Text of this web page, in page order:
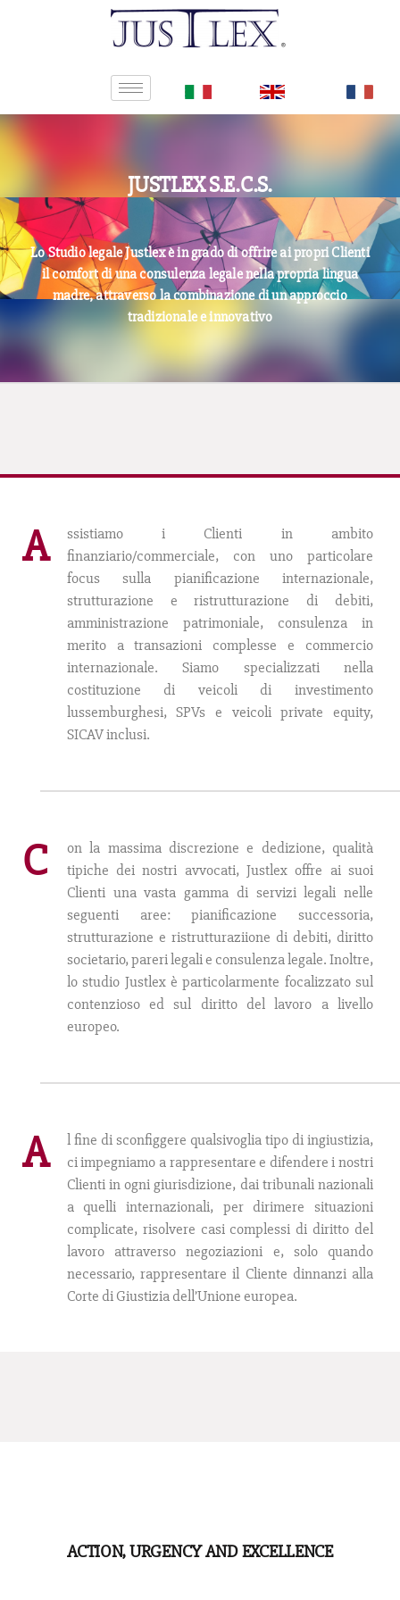
JUSTLEX S.E.C.S.
Lo Studio legale Justlex è in grado di offrire ai propri Clienti
il comfort di una consulenza legale nella propria lingua
madre, attraverso la combinazione di un approccio
tradizionale e innovativo
A
ssistiamo i Clienti in ambito
finanziario/commerciale, con uno particolare
focus sulla pianificazione internazionale,
strutturazione e ristrutturazione di debiti,
amministrazione patrimoniale, consulenza in
merito a transazioni complesse e commercio
internazionale. Siamo specializzati nella
costituzione di veicoli di investimento
lussemburghesi, SPVs e veicoli private equity,
SICAV inclusi.
C
on la massima discrezione e dedizione, qualità
tipiche dei nostri avvocati, Justlex offre ai suoi
Clienti una vasta gamma di servizi legali nelle
seguenti aree: pianificazione successoria,
strutturazione e ristrutturaziione di debiti, diritto
societario, pareri legali e consulenza legale. Inoltre,
lo studio Justlex è particolarmente focalizzato sul
contenzioso ed sul diritto del lavoro a livello
europeo.
A
l fine di sconfiggere qualsivoglia tipo di ingiustizia,
ci impegniamo a rappresentare e difendere i nostri
Clienti in ogni giurisdizione, dai tribunali nazionali
a quelli internazionali, per dirimere situazioni
complicate, risolvere casi complessi di diritto del
lavoro attraverso negoziazioni e, solo quando
necessario, rappresentare il Cliente dinnanzi alla
Corte di Giustizia dell’Unione europea.
ACTION, URGENCY AND EXCELLENCE